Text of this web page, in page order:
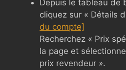
Depuis le tableau de
cliquez sur « Détails
du compte]
Recherchez « Prix
la page et
prix revendeur ».